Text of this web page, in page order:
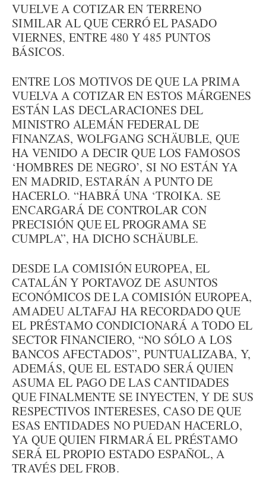
VUELVE A COTIZAR EN TERRENO
SIMILAR AL QUE CERRÓ EL PASADO
VIERNES, ENTRE 480 Y 485 PUNTOS
BÁSICOS.
ENTRE LOS MOTIVOS DE QUE LA PRIMA
VUELVA A COTIZAR EN ESTOS MÁRGENES
ESTÁN LAS DECLARACIONES DEL
MINISTRO ALEMÁN FEDERAL DE
FINANZAS, WOLFGANG SCHÄUBLE, QUE
HA VENIDO A DECIR QUE LOS FAMOSOS
‘HOMBRES DE NEGRO’, SI NO ESTÁN YA
EN MADRID, ESTARÁN A PUNTO DE
HACERLO. “HABRÁ UNA ‘TROIKA. SE
ENCARGARÁ DE CONTROLAR CON
PRECISIÓN QUE EL PROGRAMA SE
CUMPLA”, HA DICHO SCHÄUBLE.
DESDE LA COMISIÓN EUROPEA, EL
CATALÁN Y PORTAVOZ DE ASUNTOS
ECONÓMICOS DE LA COMISIÓN EUROPEA,
AMADEU ALTAFAJ HA RECORDADO QUE
EL PRÉSTAMO CONDICIONARÁ A TODO EL
SECTOR FINANCIERO, “NO SÓLO A LOS
BANCOS AFECTADOS”, PUNTUALIZABA, Y,
ADEMÁS, QUE EL ESTADO SERÁ QUIEN
ASUMA EL PAGO DE LAS CANTIDADES
QUE FINALMENTE SE INYECTEN, Y DE SUS
RESPECTIVOS INTERESES, CASO DE QUE
ESAS ENTIDADES NO PUEDAN HACERLO,
YA QUE QUIEN FIRMARÁ EL PRÉSTAMO
SERÁ EL PROPIO ESTADO ESPAÑOL, A
TRAVÉS DEL FROB.